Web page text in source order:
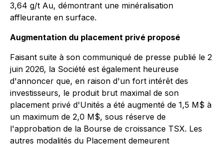
3,64 g/t Au, démontrant une minéralisation
affleurante en surface.
Augmentation du placement privé proposé
Faisant suite à son communiqué de presse publié le 2
juin 2026, la Société est également heureuse
d'annoncer que, en raison d'un fort intérêt des
investisseurs, le produit brut maximal de son
placement privé d'Unités a été augmenté de 1,5 M$ à
un maximum de 2,0 M$, sous réserve de
l'approbation de la Bourse de croissance TSX. Les
autres modalités du Placement demeurent